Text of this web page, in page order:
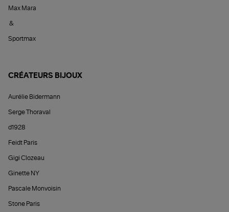
Max Mara
&
Sportmax
CRÉATEURS BIJOUX
Aurélie Bidermann
Serge Thoraval
d1928
Feidt Paris
Gigi Clozeau
Ginette NY
Pascale Monvoisin
Stone Paris